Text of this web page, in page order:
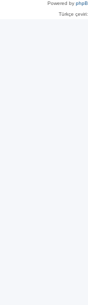
Powered by
Türkçe çeviri: